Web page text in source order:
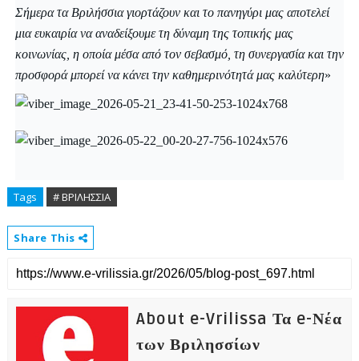
Σήμερα τα Βριλήσσια γιορτάζουν και το πανηγύρι μας αποτελεί
μια ευκαιρία να αναδείξουμε τη δύναμη της τοπικής μας
κοινωνίας, η οποία μέσα από τον σεβασμό, τη συνεργασία και την
προσφορά μπορεί να κάνει την καθημερινότητά μας καλύτερη»
Tags # ΒΡΙΛΗΣΣΙΑ
Share This
About e-Vrilissa Τα e-Νέα
των Βριλησσίων